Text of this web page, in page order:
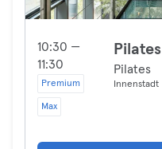
10:30 —
11:30
Premium
Max
Pilates
Pilates
Innenstadt